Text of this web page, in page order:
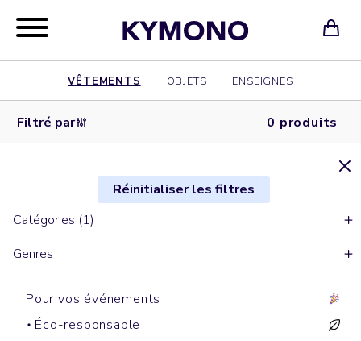
VÊTEMENTS OBJETS ENSEIGNES
Filtré par 0 produits
Réinitialiser les filtres
Catégories (1)
Genres
Pour vos événements
Éco-responsable